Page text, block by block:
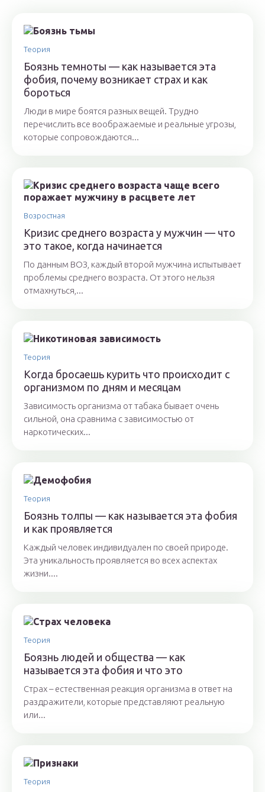
Теория
Боязнь темноты — как называется эта
фобия, почему возникает страх и как
бороться
Люди в мире боятся разных вещей. Трудно
перечислить все воображаемые и реальные угрозы,
которые сопровождаются...
Возростная
Кризис среднего возраста у мужчин — что
это такое, когда начинается
По данным ВОЗ, каждый второй мужчина испытывает
проблемы среднего возраста. От этого нельзя
отмахнуться,...
Теория
Когда бросаешь курить что происходит с
организмом по дням и месяцам
Зависимость организма от табака бывает очень
сильной, она сравнима с зависимостью от
наркотических...
Теория
Боязнь толпы — как называется эта фобия
и как проявляется
Каждый человек индивидуален по своей природе.
Эта уникальность проявляется во всех аспектах
жизни....
Теория
Боязнь людей и общества — как
называется эта фобия и что это
Страх – естественная реакция организма в ответ на
раздражители, которые представляют реальную
или...
Теория